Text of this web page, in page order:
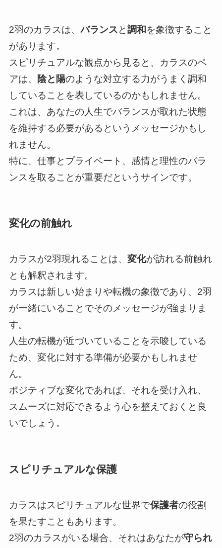
2羽のカラスは、バランス と調和 を象徴すること
があります。
スピリチュアルな観点から見ると、カラスのペ
アは、
陰と陽のような対立する力がうまく調和
していることを表しているのかもしれません。
これは、あなたの人生でバランスが取れた状態
を維持する必要があるというメッセージかもし
れません。
特に、仕事とプライベート、感情と理性のバラ
ンスを取ることが重要だというサインです。
変化の前触れ
カラスが2羽現れることは、 変化が訪れる前触れ
とも解釈されます。
カラスは新しい始まりや転機の象徴であり、2羽
が一緒にいることでそのメッセージが強まりま
す。
人生の転機が近づいていることを示唆している
ため、変化に対する準備が必要かもしれませ
ん。
ポジティブな変化であれば、それを受け入れ、
スムーズに対応できるよう心を整えておくと良
いでしょう。
スピリチュアルな保護
カラスはスピリチュアルな世界で保護者の役割
を果たすこともあります。
2羽のカラスがいる場合、それはあなたが守られ